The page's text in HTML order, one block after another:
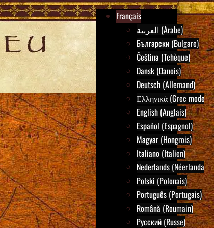
Français
العربية (Arabe)
Български (Bulgare)
Čeština (Tchèque)
Dansk (Danois)
Deutsch (Allemand)
Ελληνικά (Grec
English (Anglais)
Español (Espagnol)
Magyar (Hongrois)
Italiano (Italien)
Nederlands (Néerlandais)
Polski (Polonais)
Português (Portugais)
Română (Roumain)
Русский (Russe)